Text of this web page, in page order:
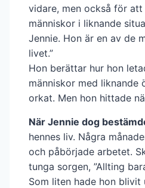
vidare, men också för
människor i liknande
Jennie. Hon är en av de
livet.”
Hon berättar hur hon
människor med liknande
orkat. Men hon hittade
När Jennie dog
hennes liv. Några
och påbörjade arbetet.
tunga sorgen, ”Allting
Som liten hade hon